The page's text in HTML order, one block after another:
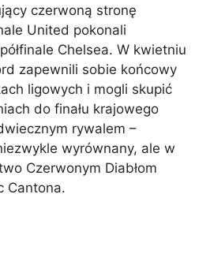
czerwoną stronę
United pokonali
Chelsea. W kwietniu
zapewnili sobie końcowy
ligowych i mogli skupić
do finału krajowego
rywalem –
wyrównany, ale w
Czerwonym Diabłom
Cantona.